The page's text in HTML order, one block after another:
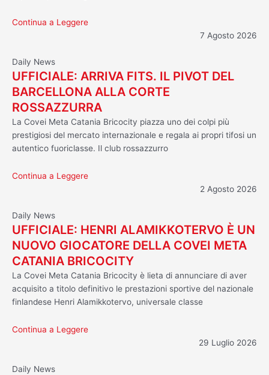
Continua a Leggere
7 Agosto 2026
Daily News
UFFICIALE: ARRIVA FITS. IL PIVOT DEL
BARCELLONA ALLA CORTE
ROSSAZZURRA
La Covei Meta Catania Bricocity piazza uno dei colpi più
prestigiosi del mercato internazionale e regala ai propri tifosi un
autentico fuoriclasse. Il club rossazzurro
Continua a Leggere
2 Agosto 2026
Daily News
UFFICIALE: HENRI ALAMIKKOTERVO È UN
NUOVO GIOCATORE DELLA COVEI META
CATANIA BRICOCITY
La Covei Meta Catania Bricocity è lieta di annunciare di aver
acquisito a titolo definitivo le prestazioni sportive del nazionale
finlandese Henri Alamikkotervo, universale classe
Continua a Leggere
29 Luglio 2026
Daily News